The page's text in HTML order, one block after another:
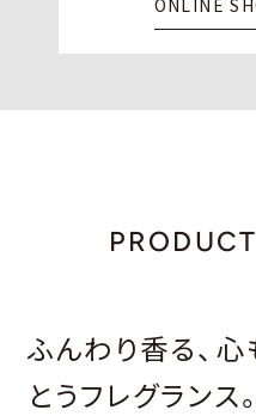
ONLINE
ふんわり⾹る、
とうフレグランス。